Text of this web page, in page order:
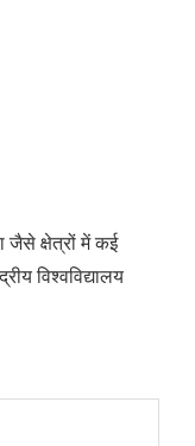
जैसे क्षेत्रों में कई
विश्वविद्यालय